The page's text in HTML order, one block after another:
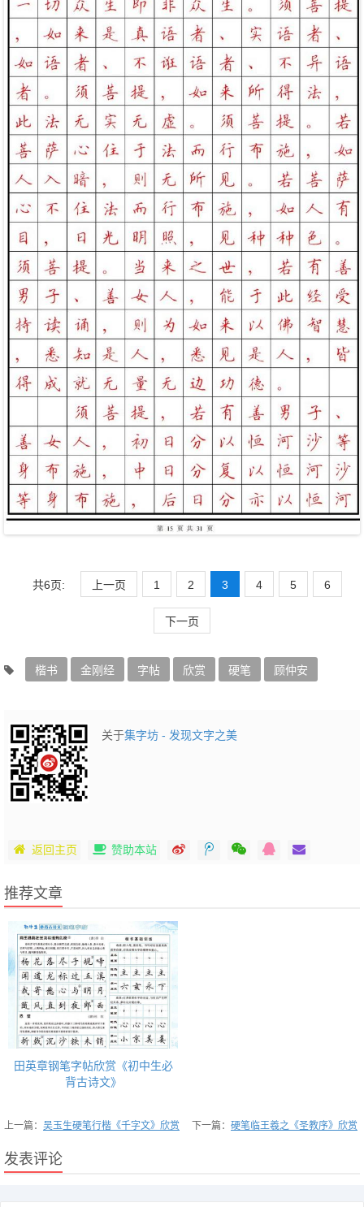
共6页: 上一页 1 2 3 4 5 6
下一页
楷书 金刚经 字帖 欣赏 硬笔 顾仲安
关于集字坊 - 发现文字之美
返回主页 赞助本站
推荐文章
田英章钢笔字帖欣赏《初中生必
背古诗文》
上一篇： 吴玉生硬笔行楷《千字文》欣赏 下一篇： 硬笔临王羲之《圣教序》欣赏
发表评论